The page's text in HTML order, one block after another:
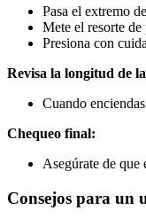
Pasa el extremo
Mete el resorte
Presiona con
Revisa la longitud de
Cuando
Chequeo final:
Asegúrate de que
Consejos para un